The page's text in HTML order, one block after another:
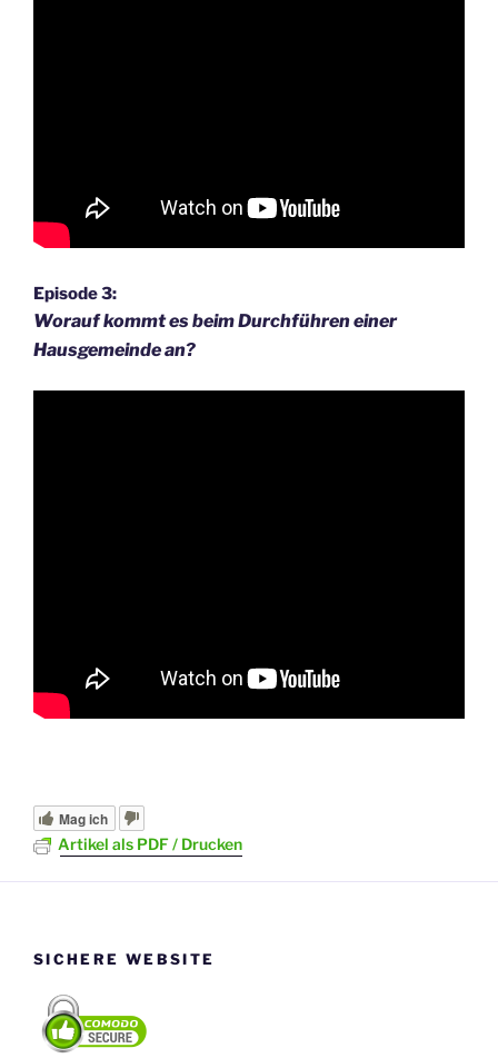
Episode 3:
Worauf kommt es beim Durchführen einer
Hausgemeinde an?
Mag ich
Artikel als PDF / Drucken
SICHERE WEBSITE